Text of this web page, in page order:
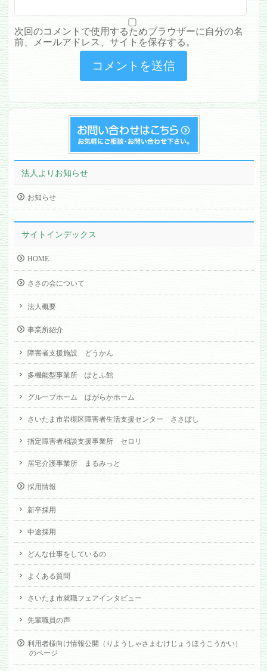
次回のコメントで使用するためブラウザーに自分の名
前、メールアドレス、サイトを保存する。
法人よりお知らせ
お知らせ
サイトインデックス
HOME
ささの会について
法人概要
事業所紹介
障害者支援施設 どうかん
多機能型事業所 ぽとふ館
グループホーム ほがらかホーム
さいたま市岩槻区障害者生活支援センター ささぼし
指定障害者相談支援事業所 セロリ
居宅介護事業所 まるみっと
採用情報
新卒採用
中途採用
どんな仕事をしているの
よくある質問
さいたま市就職フェアインタビュー
先輩職員の声
利用者様向け情報公開（りようしゃさまむけじょうほうこうかい）
のページ